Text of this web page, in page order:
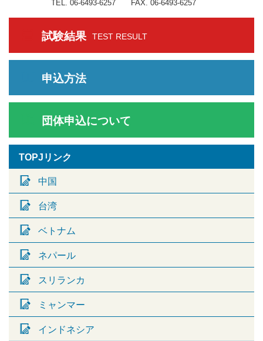
TEL. 06-6493-6257 FAX. 06-6493-6257
試験結果 TEST RESULT
申込方法
団体申込について
TOPJリンク
中国
台湾
ベトナム
ネパール
スリランカ
ミャンマー
インドネシア